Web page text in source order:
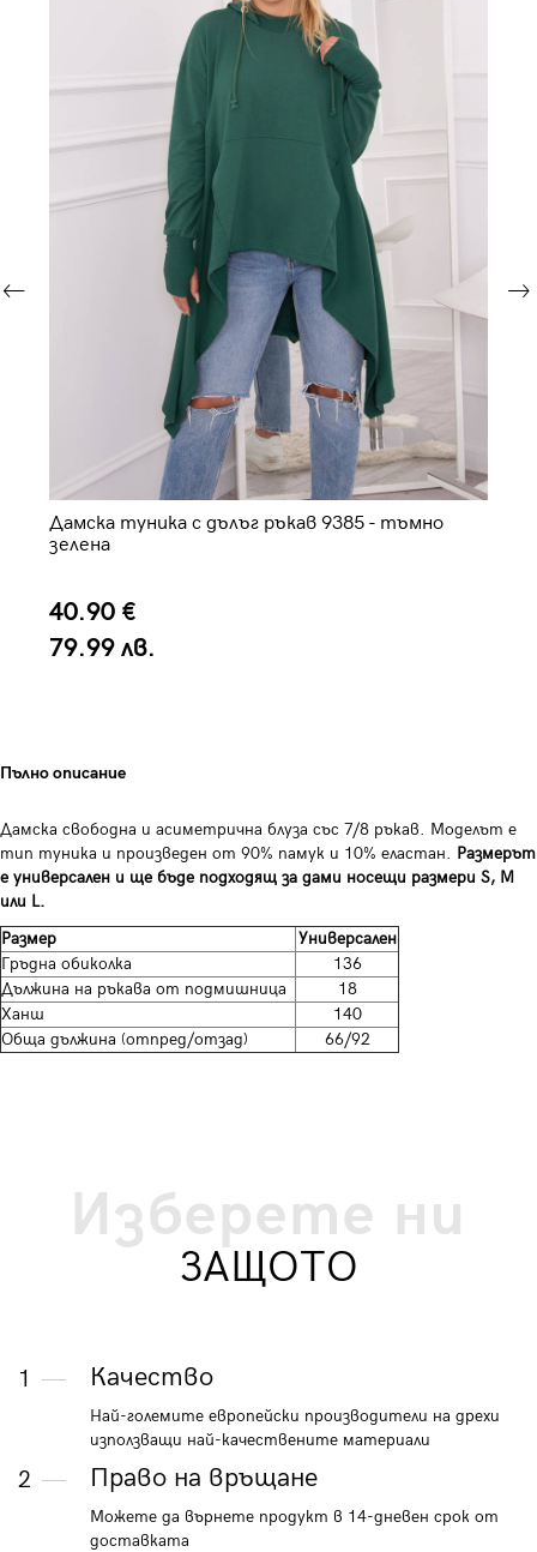
Дамска туника с дълъг ръкав 9385 - тъмно
зелена
40.90 €
79.99 лв.
Пълно описание
Дамска свободна и асиметрична блуза със 7/8 ръкав. Моделът е
тип туника и произведен от 90% памук и 10% еластан. Размерът
е универсален и ще бъде подходящ за дами носещи размери S, M
или L.
Размер
Универсален
Гръдна обиколка
136
Дължина на ръкава от подмишница
18
Ханш
140
Обща дължина (отпред/отзад)
66/92
Изберете ни
ЗАЩОТО
1 Качество
Най-големите европейски производители на дрехи
използващи най-качествените материали
2 Право на връщане
Можете да върнете продукт в 14-дневен срок от
доставката